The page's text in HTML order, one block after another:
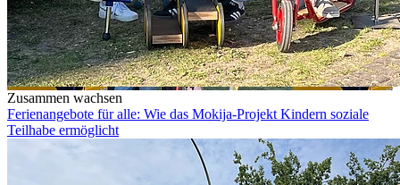
Zusammen wachsen
Ferienangebote für alle: Wie das Mokija-Projekt Kindern soziale
Teilhabe ermöglicht